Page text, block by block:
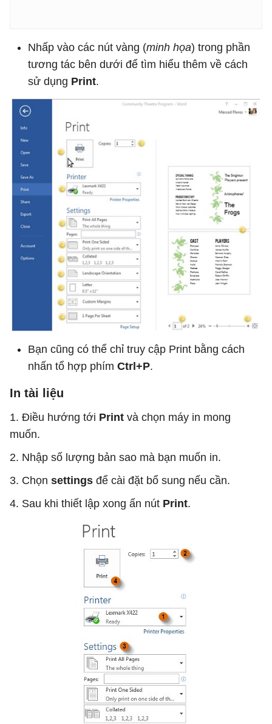
Nhấp vào các nút vàng (minh họa) trong phần
tương tác bên dưới để tìm hiểu thêm về cách
sử dụng Print.
Bạn cũng có thể chỉ truy cập Print bằng cách
nhấn tổ hợp phím Ctrl+P.
In tài liệu
1. Điều hướng tới Print và chọn máy in mong
muốn.
2. Nhập số lượng bản sao mà bạn muốn in.
3. Chọn settings để cài đặt bổ sung nếu cần.
4. Sau khi thiết lập xong ấn nút Print.